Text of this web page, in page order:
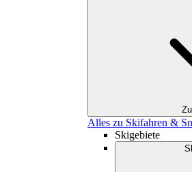
Alles zu Skifahren &
Skigebiete